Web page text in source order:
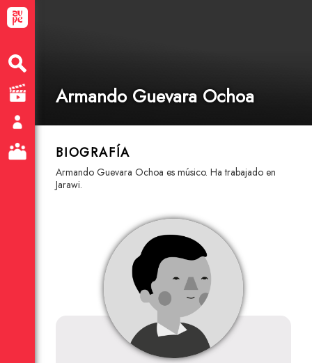
Armando Guevara Ochoa
BIOGRAFÍA
Armando Guevara Ochoa es músico. Ha trabajado en
Jarawi.